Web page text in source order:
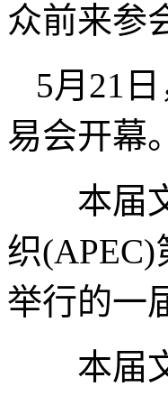
众前来参
5月21
易会开幕
本届文
织
举行的一
本届文